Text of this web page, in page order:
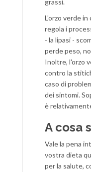
grassi.
L'orzo verde in
regola i
- la lipasi -
perde peso,
Inoltre, l'orzo
contro la
caso di
dei sintomi.
è
A cosa
Vale la pena
vostra dieta
per la salute,